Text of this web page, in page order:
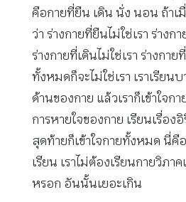
คือกายที่ยืน เดิน นั่ง นอน ถ้าเมื่
ว่า ร่างกายที่ยืนไม่ใช่เรา ร่างก
ร่างกายที่เดินไม่ใช่เรา ร่างกา
ทั้งหมดก็จะไม่ใช่เรา เราเรียน
ด้านของกาย แล้วเราก็เข้าใจก
การหายใจของกาย เรียนเรื่อง
สุดท้ายก็เข้าใจกายทั้งหมด นี่คื
เรียน เราไม่ต้องเรียนกายวิภ
หรอก อันนั้นเยอะเกิน